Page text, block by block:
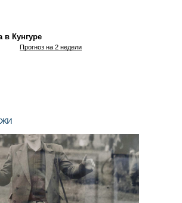
в Кунгуре
Прогноз на 2 недели